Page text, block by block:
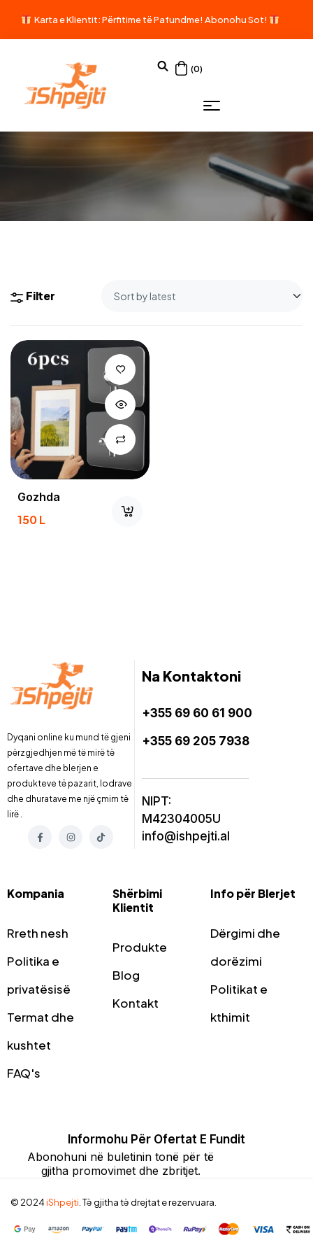
Karta e Klientit: Përfitime të Pafundme! Abonohu Sot!
(0)
Filter
Gozhda
150L
Dyqani online ku mund të gjeni
përzgjedhjen më të mirë të
ofertave dhe blerjen e
produkteve të pazarit, lodrave
dhe dhuratave me një çmim të
lirë .
Na Kontaktoni
+355 69 60 61 900
+355 69 205 7938
NIPT:
M42304005U
info@ishpejti.al
Kompania
Rreth nesh
Politika e
privatësisë
Termat dhe
kushtet
FAQ's
Shërbimi
Klientit
Produkte
Blog
Kontakt
Info për Blerjet
Dërgimi dhe
dorëzimi
Politikat e
kthimit
Informohu Për Ofertat E Fundit
Abonohuni në buletinin tonë për të
gjitha promovimet dhe zbritjet.
© 2024iShpejti. Të gjitha të drejtat e rezervuara.